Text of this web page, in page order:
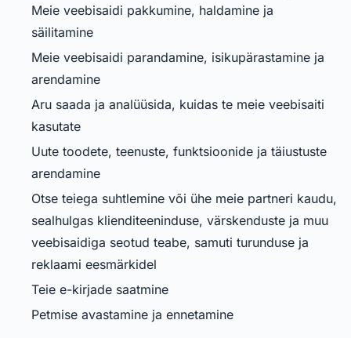
Meie veebisaidi pakkumine, haldamine ja
säilitamine
Meie veebisaidi parandamine, isikupärastamine ja
arendamine
Aru saada ja analüüsida, kuidas te meie veebisaiti
kasutate
Uute toodete, teenuste, funktsioonide ja täiustuste
arendamine
Otse teiega suhtlemine või ühe meie partneri kaudu,
sealhulgas klienditeeninduse, värskenduste ja muu
veebisaidiga seotud teabe, samuti turunduse ja
reklaami eesmärkidel
Teie e-kirjade saatmine
Petmise avastamine ja ennetamine